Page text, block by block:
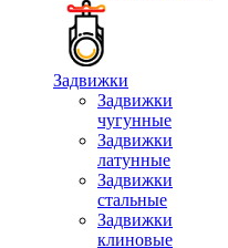
Задвижки
Задвижки
чугунные
Задвижки
латунные
Задвижки
стальные
Задвижки
клиновые